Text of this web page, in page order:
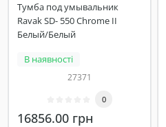
Тумба под умывальник
Ravak SD- 550 Chrome II
Белый/Белый
В наявності
27371
0
16856.00 грн